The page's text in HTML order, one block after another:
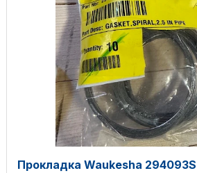
Прокладка Waukesha 294093S